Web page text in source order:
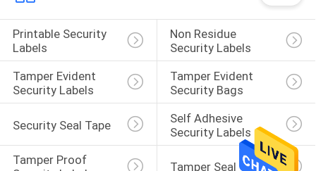
Printable Security
Labels
Non Residue
Security Labels
Tamper Evident
Security Labels
Tamper Evident
Security Bags
Security Seal Tape
Self Adhesive
Security Labels
Tamper Proof
Tamper Seal Tape